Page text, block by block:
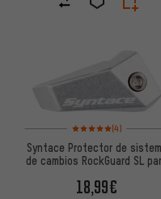
Valoración media: 5
(4)
Syntace Protector de
de cambios RockGuard SL
18,99€